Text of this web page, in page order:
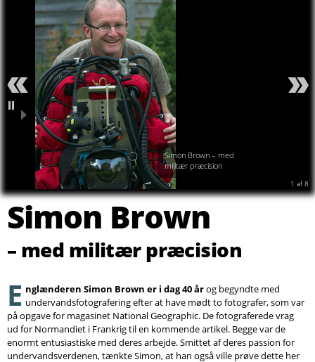
Nyheder
Artikler
DYK Guiden
Shop
Om DYK
Søg
Simon Brown – med
militær præcision
Titel Militærdykker fra
Royal Engineers Sted
Hampshire, England
Udstyr Nikon F90x i Subal-
hus. 16 mm Fisheye, Fuji
Velvia 100F. Blitzer på TTL
Kommentar Jeg havde
ingen anelse om hvordan
jeg skulle eksponere
flammen. Derfor skød jeg
en hel rulle og
helgarderede
eksponeringen på alle
mulige måder. Ironisk nok
blev det billede, som jeg
eksponerede efter
baggrunden, det bedste.
Vandet var fyldt med sort
slagger fra
brusebadet om aftnen
var jeg kulsort. Dirty job,
Forrige
2 af8
Simon Brown
– med militær præcision
E nglænderen Simon Brown er i dag 40 årog begyndte med
undervandsfotografering efter at have mødt to fotografer, som var
på opgave for magasinet National Geographic. De fotograferede vrag
ud for Normandiet i Frankrig til en kommende artikel. Begge var de
enormt entusiastiske med deres arbejde. Smittet af deres passion for
undervandsverdenen, tænkte Simon, at han også ville prøve dette her